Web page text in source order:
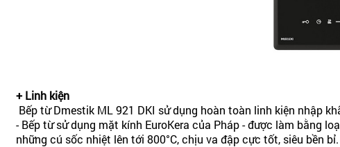
+ Linh kiện
Bếp từ Dmestik ML 921 DKI sử dụng hoàn toàn linh kiện nhập
- Bếp từ sử dụng mặt kính EuroKera của Pháp - được làm bằng
những cú sốc nhiệt lên tới 800°C, chịu va đập cực tốt, siêu bền bỉ.